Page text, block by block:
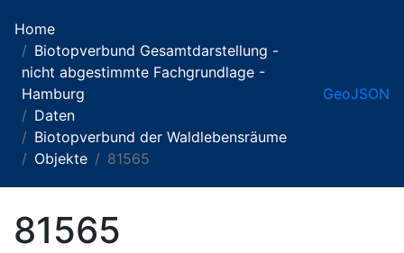
Home
Biotopverbund Gesamtdarstellung -
nicht abgestimmte Fachgrundlage -
Hamburg
Daten
Biotopverbund der Waldlebensräume
Objekte
81565
GeoJSON
81565